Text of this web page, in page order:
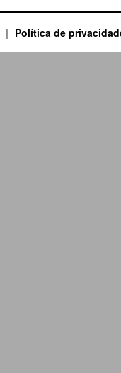
Política de